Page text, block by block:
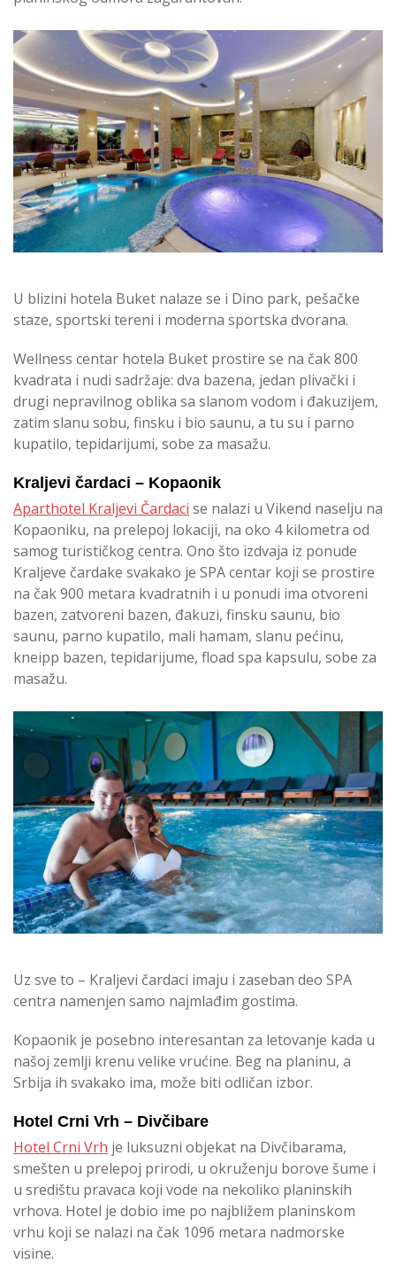
U blizini hotela Buket nalaze se i Dino park, pešačke
staze, sportski tereni i moderna sportska dvorana.
Wellness centar hotela Buket prostire se na čak 800
kvadrata i nudi sadržaje: dva bazena, jedan plivački i
drugi nepravilnog oblika sa slanom vodom i đakuzijem,
zatim slanu sobu, finsku i bio saunu, a tu su i parno
kupatilo, tepidarijumi, sobe za masažu.
Kraljevi čardaci – Kopaonik
Aparthotel Kraljevi Čardaci se nalazi u Vikend naselju na
Kopaoniku, na prelepoj lokaciji, na oko 4 kilometra od
samog turističkog centra. Ono što izdvaja iz ponude
Kraljeve čardake svakako je SPA centar koji se prostire
na čak 900 metara kvadratnih i u ponudi ima otvoreni
bazen, zatvoreni bazen, đakuzi, finsku saunu, bio
saunu, parno kupatilo, mali hamam, slanu pećinu,
kneipp bazen, tepidarijume, fload spa kapsulu, sobe za
masažu.
Uz sve to – Kraljevi čardaci imaju i zaseban deo SPA
centra namenjen samo najmlađim gostima.
Kopaonik je posebno interesantan za letovanje kada u
našoj zemlji krenu velike vrućine. Beg na planinu, a
Srbija ih svakako ima, može biti odličan izbor.
Hotel Crni Vrh – Divčibare
Hotel Crni Vrh je luksuzni objekat na Divčibarama,
smešten u prelepoj prirodi, u okruženju borove šume i
u središtu pravaca koji vode na nekoliko planinskih
vrhova. Hotel je dobio ime po najbližem planinskom
vrhu koji se nalazi na čak 1096 metara nadmorske
visine.